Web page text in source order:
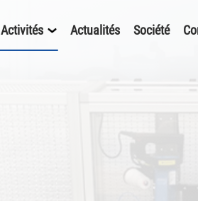
Activités Actualités Société